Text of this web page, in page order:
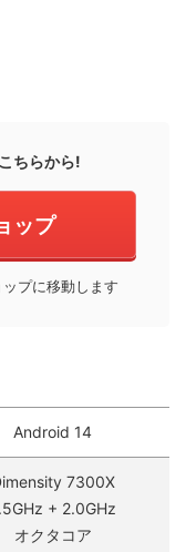
ちらから!
ップ
プに移動します
Android 14
7300X
+ 2.0GHz
オクタコア